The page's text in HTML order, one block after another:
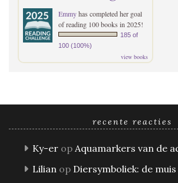
Emmyhas completed her goal
of reading 100 books in 2025!
185 of
100 (100%)
view books
recente reacties
Ky-er op Aquamarkers van de
Lilian op Diersymboliek: de muis